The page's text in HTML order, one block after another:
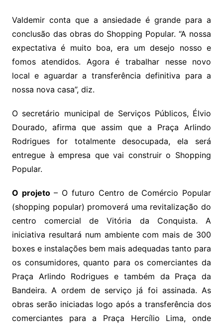
Valdemir conta que a ansiedade é grande para a
conclusão das obras do Shopping Popular. “A nossa
expectativa é muito boa, era um desejo nosso e
fomos atendidos. Agora é trabalhar nesse novo
local e aguardar a transferência definitiva para a
nossa nova casa”, diz.
O secretário municipal de Serviços Públicos, Élvio
Dourado, afirma que assim que a Praça Arlindo
Rodrigues for totalmente desocupada, ela será
entregue à empresa que vai construir o Shopping
Popular.
O projeto– O futuro Centro de Comércio Popular
(shopping popular) promoverá uma revitalização do
centro comercial de Vitória da Conquista. A
iniciativa resultará num ambiente com mais de 300
boxes e instalações bem mais adequadas tanto para
os consumidores, quanto para os comerciantes da
Praça Arlindo Rodrigues e também da Praça da
Bandeira. A ordem de serviço já foi assinada. As
obras serão iniciadas logo após a transferência dos
comerciantes para a Praça Hercílio Lima, onde